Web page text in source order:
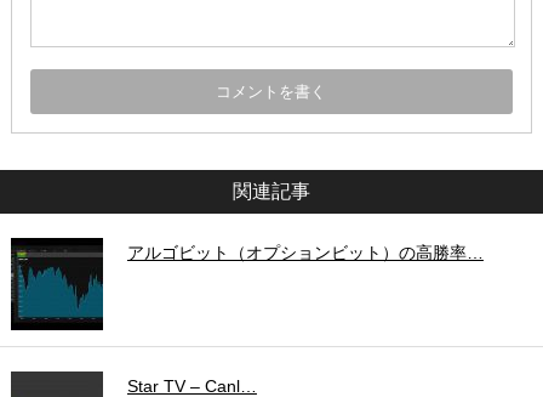
関連記事
アルゴビット（オプションビット）の高勝率…
Star TV – Canl…